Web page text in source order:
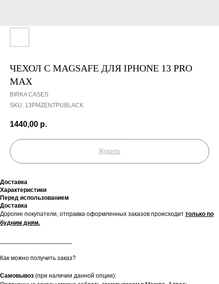
ЧЕХОЛ С MAGSAFE ДЛЯ IPHONE 13 PRO
MAX
BIRKA CASES
SKU: 13PMZENTPUBLACK
1440,00 р.
Купить
Доставка
Характеристики
Перед использованием
Доставка
Дорогие покупатели, отправка оформленных заказов происходит только по
будним дням.
Как можно получить заказ?
Самовывоз (при наличии данной опции):